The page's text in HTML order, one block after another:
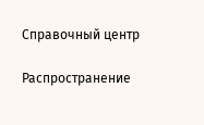
Справочный центр
Распространение